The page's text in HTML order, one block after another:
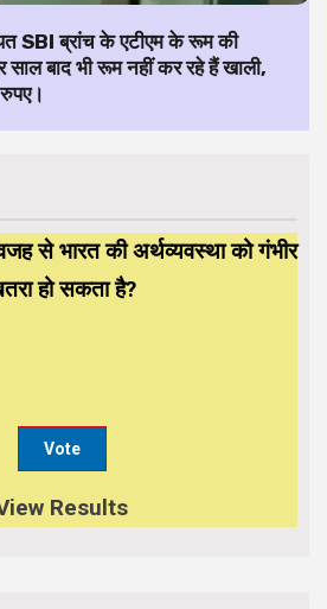
SBI ब्रांच के एटीएम के रूम की
साल बाद भी रूम नहीं कर रहे हैं खाली,
से भारत की अर्थव्यवस्था को गंभीर
हो सकता है?
Results